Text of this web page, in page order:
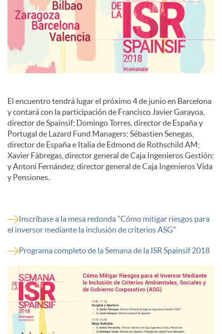
El encuentro tendrá lugar el próximo 4 de junio en Barcelona
y contará con la participación de Francisco Javier Garayoa,
director de Spainsif; Domingo Torres, director de España y
Portugal de Lazard Fund Managers; Sébastien Senegas,
director de España e Italia de Edmond de Rothschild AM;
Xavier Fàbregas, director general de Caja Ingenieros Gestión;
y Antoni Fernández, director general de Caja Ingenieros Vida
y Pensiones.
Inscríbase a la mesa redonda "Cómo mitigar riesgos para
el inversor mediante la inclusión de criterios ASG"
Programa completo de la Semana de la ISR Spainsif 2018